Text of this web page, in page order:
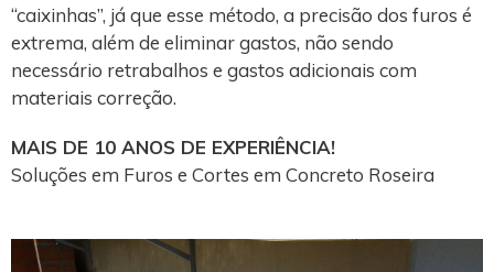
“caixinhas”, já que esse método, a precisão dos furos é
extrema, além de eliminar gastos, não sendo
necessário retrabalhos e gastos adicionais com
materiais correção.
MAIS DE 10 ANOS DE EXPERIÊNCIA!
Soluções em Furos e Cortes em Concreto Roseira